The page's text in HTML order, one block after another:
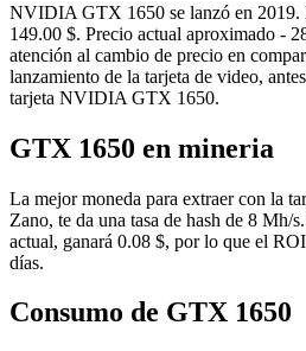
NVIDIA GTX 1650 se lanzó en 2019.
149.00 $. Precio actual aproximado -
atención al cambio de precio en
lanzamiento de la tarjeta de video,
tarjeta NVIDIA GTX 1650.
GTX 1650 en mineria
La mejor moneda para extraer con la
Zano, te da una tasa de hash de 8 Mh/
actual, ganará 0.08 $, por lo que el
días.
Consumo de GTX 1650